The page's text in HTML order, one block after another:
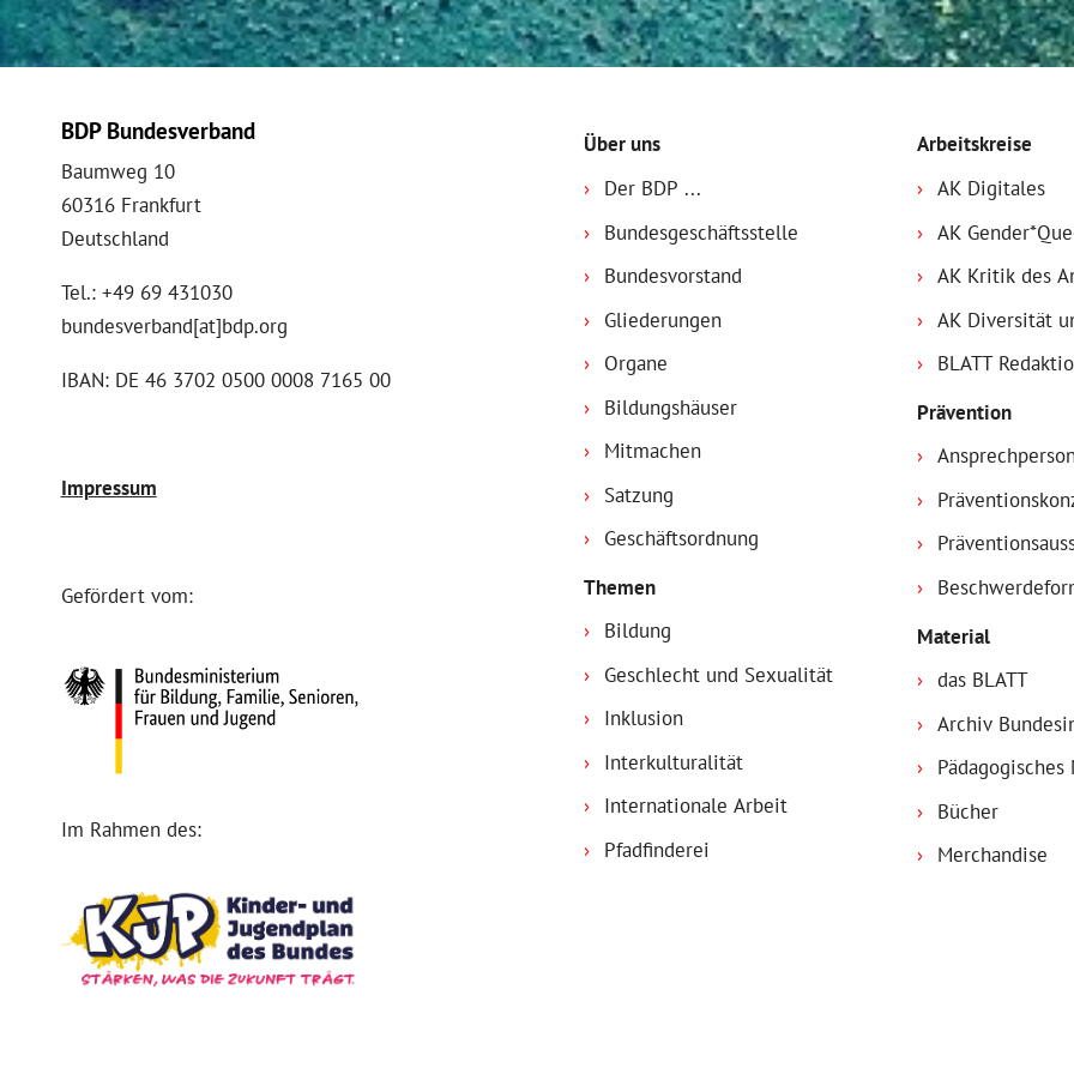
BDP Bundesverband
Baumweg 10
60316 Frankfurt
Deutschland
Tel.: +49 69 431030
bundesverband[at]bdp.org
IBAN: DE 46 3702 0500 0008 7165 00
Impressum
Gefördert vom:
Im Rahmen des:
Über uns
Der BDP ...
Bundesgeschäftsstelle
Bundesvorstand
Gliederungen
Organe
Bildungshäuser
Mitmachen
Satzung
Geschäftsordnung
Themen
Bildung
Geschlecht und Sexualität
Inklusion
Interkulturalität
Internationale Arbeit
Pfadfinderei
Arbeitskreise
AK Digitales
AK
AK Kritik des
AK Diversität
BLATT
Prävention
Material
das BLATT
Archiv
Bücher
Merchandise